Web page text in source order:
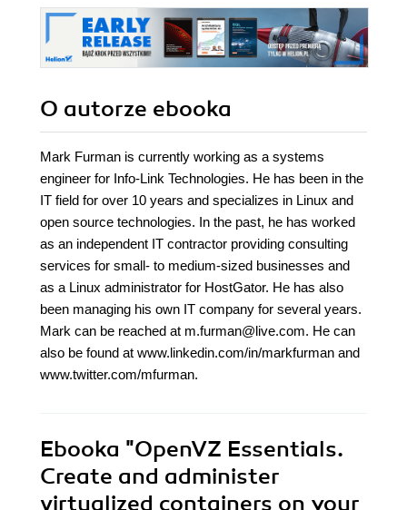
O autorze ebooka
Mark Furman is currently working as a systems
engineer for Info-Link Technologies. He has been in the
IT field for over 10 years and specializes in Linux and
open source technologies. In the past, he has worked
as an independent IT contractor providing consulting
services for small- to medium-sized businesses and
as a Linux administrator for HostGator. He has also
been managing his own IT company for several years.
Mark can be reached at m.furman@live.com. He can
also be found at www.linkedin.com/in/markfurman and
www.twitter.com/mfurman.
Ebooka "OpenVZ Essentials.
Create and administer
virtualized containers on your